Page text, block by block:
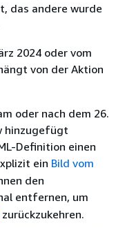
das andere wurde
2024 oder vom
von der Aktion
oder nach dem 26.
hinzugefügt
Definition einen
ein Bild vom
den
entfernen, um
zurückzukehren.